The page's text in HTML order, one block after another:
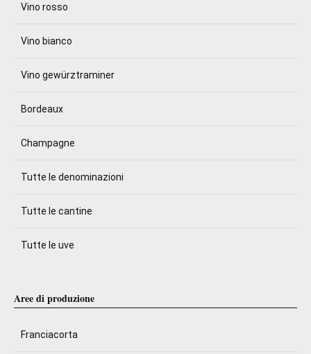
Vino rosso
Vino bianco
Vino gewürztraminer
Bordeaux
Champagne
Tutte le denominazioni
Tutte le cantine
Tutte le uve
Aree di produzione
Franciacorta